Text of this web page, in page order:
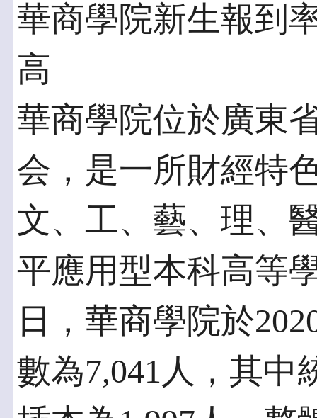
華商學院新生報到
高
華商學院位於廣東
会，是一所財經特
文、工、藝、理、
平應用型本科高等
日，華商學院於
數為7,041人，其中